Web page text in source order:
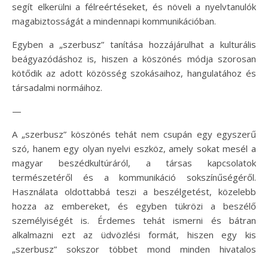
segít elkerülni a félreértéseket, és növeli a nyelvtanulók
magabiztosságát a mindennapi kommunikációban.
Egyben a „szerbusz” tanítása hozzájárulhat a kulturális
beágyazódáshoz is, hiszen a köszönés módja szorosan
kötődik az adott közösség szokásaihoz, hangulatához és
társadalmi normáihoz.
—
A „szerbusz” köszönés tehát nem csupán egy egyszerű
szó, hanem egy olyan nyelvi eszköz, amely sokat mesél a
magyar beszédkultúráról, a társas kapcsolatok
természetéről és a kommunikáció sokszínűségéről.
Használata oldottabbá teszi a beszélgetést, közelebb
hozza az embereket, és egyben tükrözi a beszélő
személyiségét is. Érdemes tehát ismerni és bátran
alkalmazni ezt az üdvözlési formát, hiszen egy kis
„szerbusz” sokszor többet mond minden hivatalos